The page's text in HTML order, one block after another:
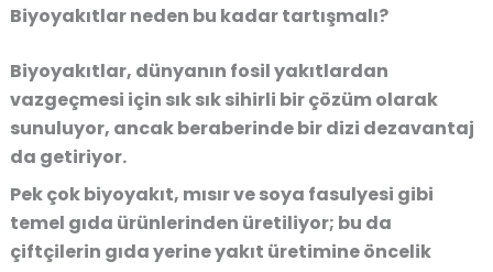
Biyoyakıtlar neden bu kadar tartışmalı?
Biyoyakıtlar, dünyanın fosil yakıtlardan
vazgeçmesi için sık sık sihirli bir çözüm olarak
sunuluyor, ancak beraberinde bir dizi dezavantaj
da getiriyor.
Pek çok biyoyakıt, mısır ve soya fasulyesi gibi
temel gıda ürünlerinden üretiliyor; bu da
çiftçilerin gıda yerine yakıt üretimine öncelik